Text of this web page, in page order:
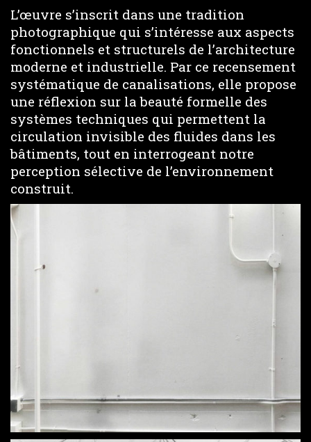
L’œuvre s’inscrit dans une tradition
photographique qui s’intéresse aux aspects
fonctionnels et structurels de l’architecture
moderne et industrielle. Par ce recensement
systématique de canalisations, elle propose
une réflexion sur la beauté formelle des
systèmes techniques qui permettent la
circulation invisible des fluides dans les
bâtiments, tout en interrogeant notre
perception sélective de l’environnement
construit.